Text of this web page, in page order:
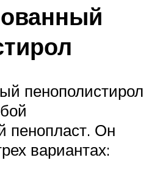
пенополистирол
пенопласт. Он
вариантах: